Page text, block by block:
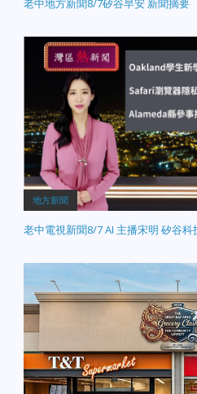
老中地方新聞8/7矽谷早安 新聞摘要
地方新聞
老中電視新聞8/7 AI 主播宋明 矽谷科